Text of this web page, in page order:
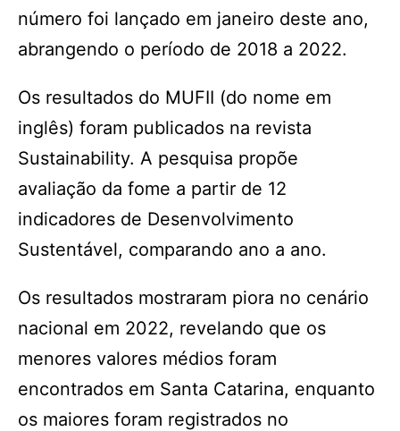
número foi lançado em janeiro deste ano,
abrangendo o período de 2018 a 2022.
Os resultados do MUFII (do nome em
inglês) foram publicados na revista
Sustainability. A pesquisa propõe
avaliação da fome a partir de 12
indicadores de Desenvolvimento
Sustentável, comparando ano a ano.
Os resultados mostraram piora no cenário
nacional em 2022, revelando que os
menores valores médios foram
encontrados em Santa Catarina, enquanto
os maiores foram registrados no